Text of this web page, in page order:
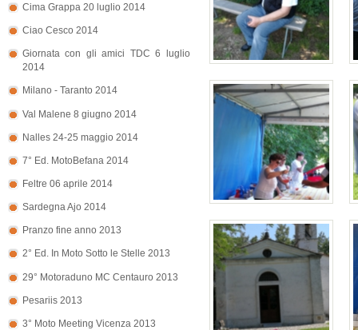
Cima Grappa 20 luglio 2014
Ciao Cesco 2014
Giornata con gli amici TDC 6 luglio
2014
Milano - Taranto 2014
Val Malene 8 giugno 2014
Nalles 24-25 maggio 2014
7° Ed. MotoBefana 2014
Feltre 06 aprile 2014
Sardegna Ajo 2014
Pranzo fine anno 2013
2° Ed. In Moto Sotto le Stelle 2013
29° Motoraduno MC Centauro 2013
Pesariis 2013
3° Moto Meeting Vicenza 2013